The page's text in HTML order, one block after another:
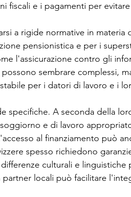
fiscali e i pagamenti per evitare
a rigide normative in materia
pensionistica e per i
l'assicurazione contro gli
sembrare complessi,
per i datori di lavoro e i
specifiche. A seconda della
e di lavoro
al finanziamento può
spesso richiedono
culturali e linguistiche
locali può facilitare